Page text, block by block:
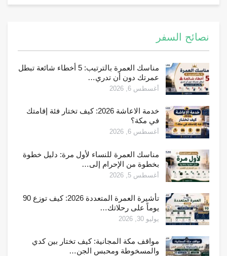
نصائح السفر
مناسك العمرة بالترتيب: 5 أخطاء شائعة تبطل
عمرتك دون أن تدري…
أغسطس 6, 2026
خدمة الاعاشة 2026: كيف تختار فئة إقامتك
في مكة؟
أغسطس 6, 2026
مناسك العمرة للنساء لأول مرة: دليل خطوة
بخطوة من الإحرام إلى…
أغسطس 5, 2026
تأشيرة العمرة المتعددة 2026: كيف توزع 90
يوماً على رحلاتك…
يوليو 30, 2026
مواقف مكة المجانية: كيف تختار بين كدي
والمسخوطة ومحبس الجن…